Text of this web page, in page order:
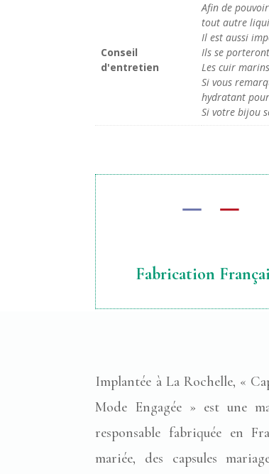
Conseil
d'entretien
Afin de
tout autre
Il est aussi
Ils se
Les cuir
Si vous
hydratant
Si votre bijou
Fabrication
Implantée à La Rochelle, «
Mode Engagée » est une
responsable fabriquée en
mariée, des capsules